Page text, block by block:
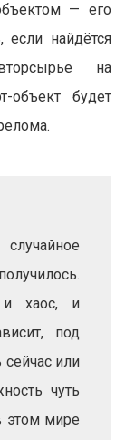
— его
если найдётся
на
объект будет
и хаос, и
под
или
чуть
этом мире